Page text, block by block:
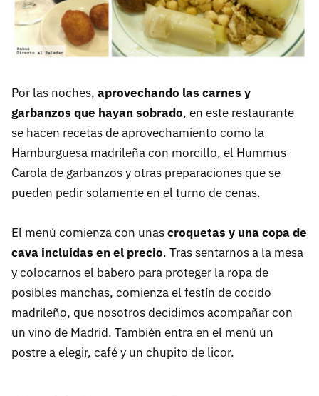
Por las noches, aprovechando las carnes y
garbanzos que hayan sobrado, en este restaurante
se hacen recetas de aprovechamiento como la
Hamburguesa madrileña con morcillo, el Hummus
Carola de garbanzos y otras preparaciones que se
pueden pedir solamente en el turno de cenas.
El menú comienza con unascroquetas y una copa de
cava incluidas en el precio. Tras sentarnos a la mesa
y colocarnos el babero para proteger la ropa de
posibles manchas, comienza el festín de cocido
madrileño, que nosotros decidimos acompañar con
un vino de Madrid. También entra en el menú un
postre a elegir, café y un chupito de licor.